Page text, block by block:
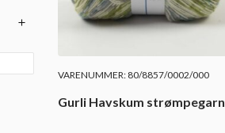
VARENUMMER: 80/8857/0002/000
Gurli Havskum strømpegarn